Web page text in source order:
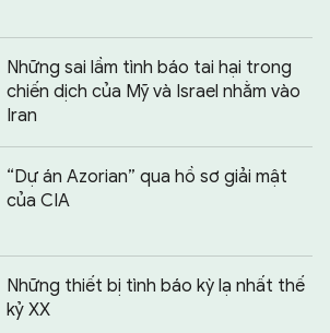
Những sai lầm tình báo tai hại trong
chiến dịch của Mỹ và Israel nhằm vào
Iran
“Dự án Azorian” qua hồ sơ giải mật
của CIA
Những thiết bị tình báo kỳ lạ nhất thế
kỷ XX